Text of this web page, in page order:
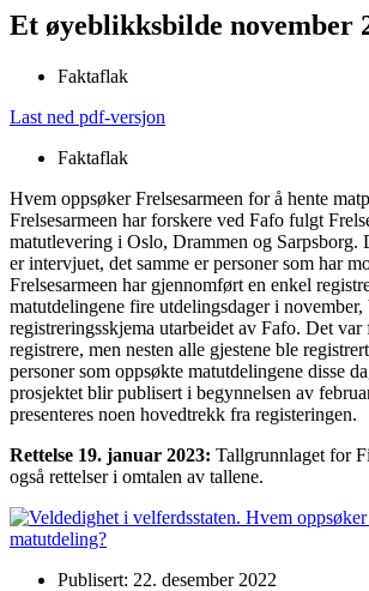
Et øyeblikksbilde november
Faktaflak
Last ned pdf-versjon
Faktaflak
Hvem oppsøker Frelsesarmeen for å hente
Frelsesarmeen har forskere ved Fafo fulgt
matutlevering i Oslo, Drammen og Sarpsborg.
er intervjuet, det samme er personer som har
Frelsesarmeen har gjennomført en enkel
matutdelingene fire utdelingsdager i november,
registreringsskjema utarbeidet av Fafo. Det
registrere, men nesten alle gjestene ble
personer som oppsøkte matutdelingene disse
prosjektet blir publisert i begynnelsen av
presenteres noen hovedtrekk fra registeringen.
Rettelse 19. januar 2023: Tallgrunnlaget for
også rettelser i omtalen av tallene.
Publisert: 22. desember 2022